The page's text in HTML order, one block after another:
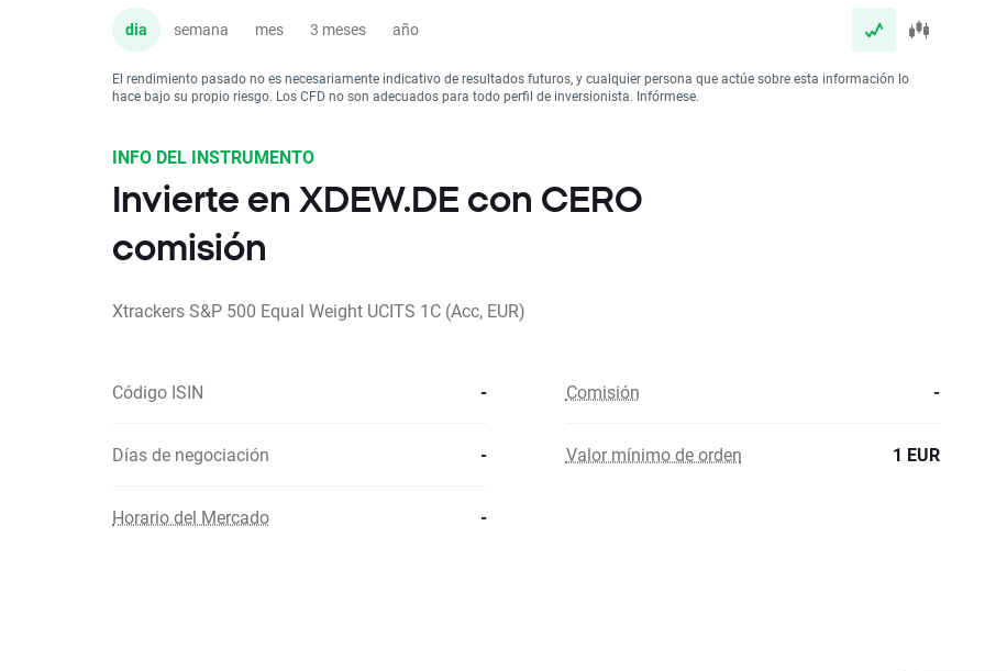
dia semana mes 3 meses año
El rendimiento pasado no es necesariamente indicativo de resultados futuros, y cualquier persona que actúe sobre esta información lo
hace bajo su propio riesgo. Los CFD no son adecuados para todo perfil de inversionista. Infórmese.
INFO DEL INSTRUMENTO
Invierte en XDEW.DE con CERO
comisión
Xtrackers S&P 500 Equal Weight UCITS 1C (Acc, EUR)
Código ISIN - Comisión -
Días de negociación - Valor mínimo de orden 1 EUR
Horario del Mercado -